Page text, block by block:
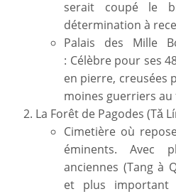
serait coupé le
détermination à
Palais des Mille
: Célèbre pour ses
en pierre, creusées
moines guerriers au
La Forêt de Pagodes (Tǎ
Cimetière où
éminents. Avec
anciennes (Tang à
et plus important